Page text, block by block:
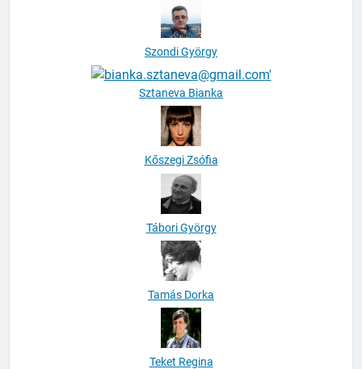
Szondi György
Kőszegi Zsófia
Tábori György
Tamás Dorka
Teket Regina